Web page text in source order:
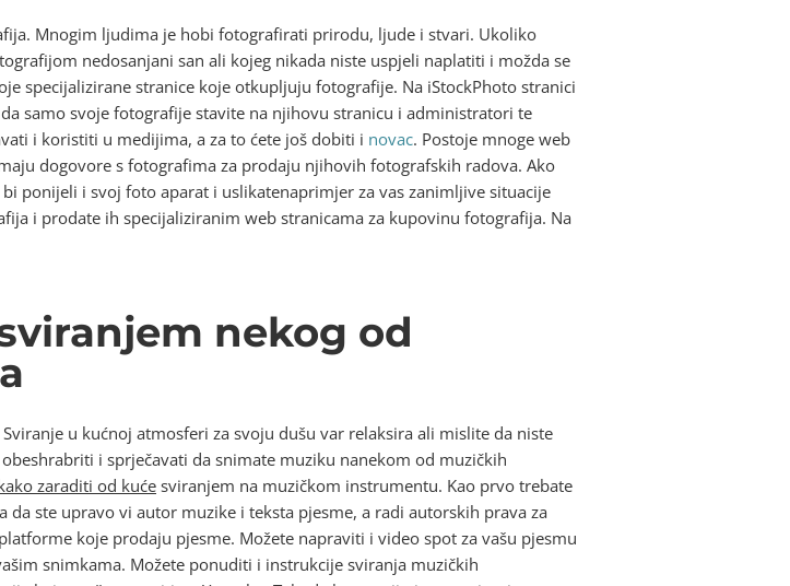
Mnogim ljudima je hobi fotografirati prirodu, ljude i stvari. Ukoliko
nedosanjani san ali kojeg nikada niste uspjeli naplatiti i možda se
specijalizirane stranice koje otkupljuju fotografije. Na iStockPhoto stranici
samo svoje fotografije stavite na njihovu stranicu i administratori te
i koristiti u medijima, a za to ćete još dobiti i novac. Postoje mnoge web
dogovore s fotografima za prodaju njihovih fotografskih radova. Ako
ponijeli i svoj foto aparat i uslikatenaprimjer za vas zanimljive situacije
i prodate ih specijaliziranim web stranicama za kupovinu fotografija. Na
nekog od
u kućnoj atmosferi za svoju dušu var relaksira ali mislite da niste
i sprječavati da snimate muziku nanekom od muzičkih
zaraditi od kućesviranjem na muzičkom instrumentu. Kao prvo trebate
ste upravo vi autor muzike i teksta pjesme, a radi autorskih prava za
koje prodaju pjesme. Možete napraviti i video spot za vašu pjesmu
snimkama. Možete ponuditi i instrukcije sviranja muzičkih